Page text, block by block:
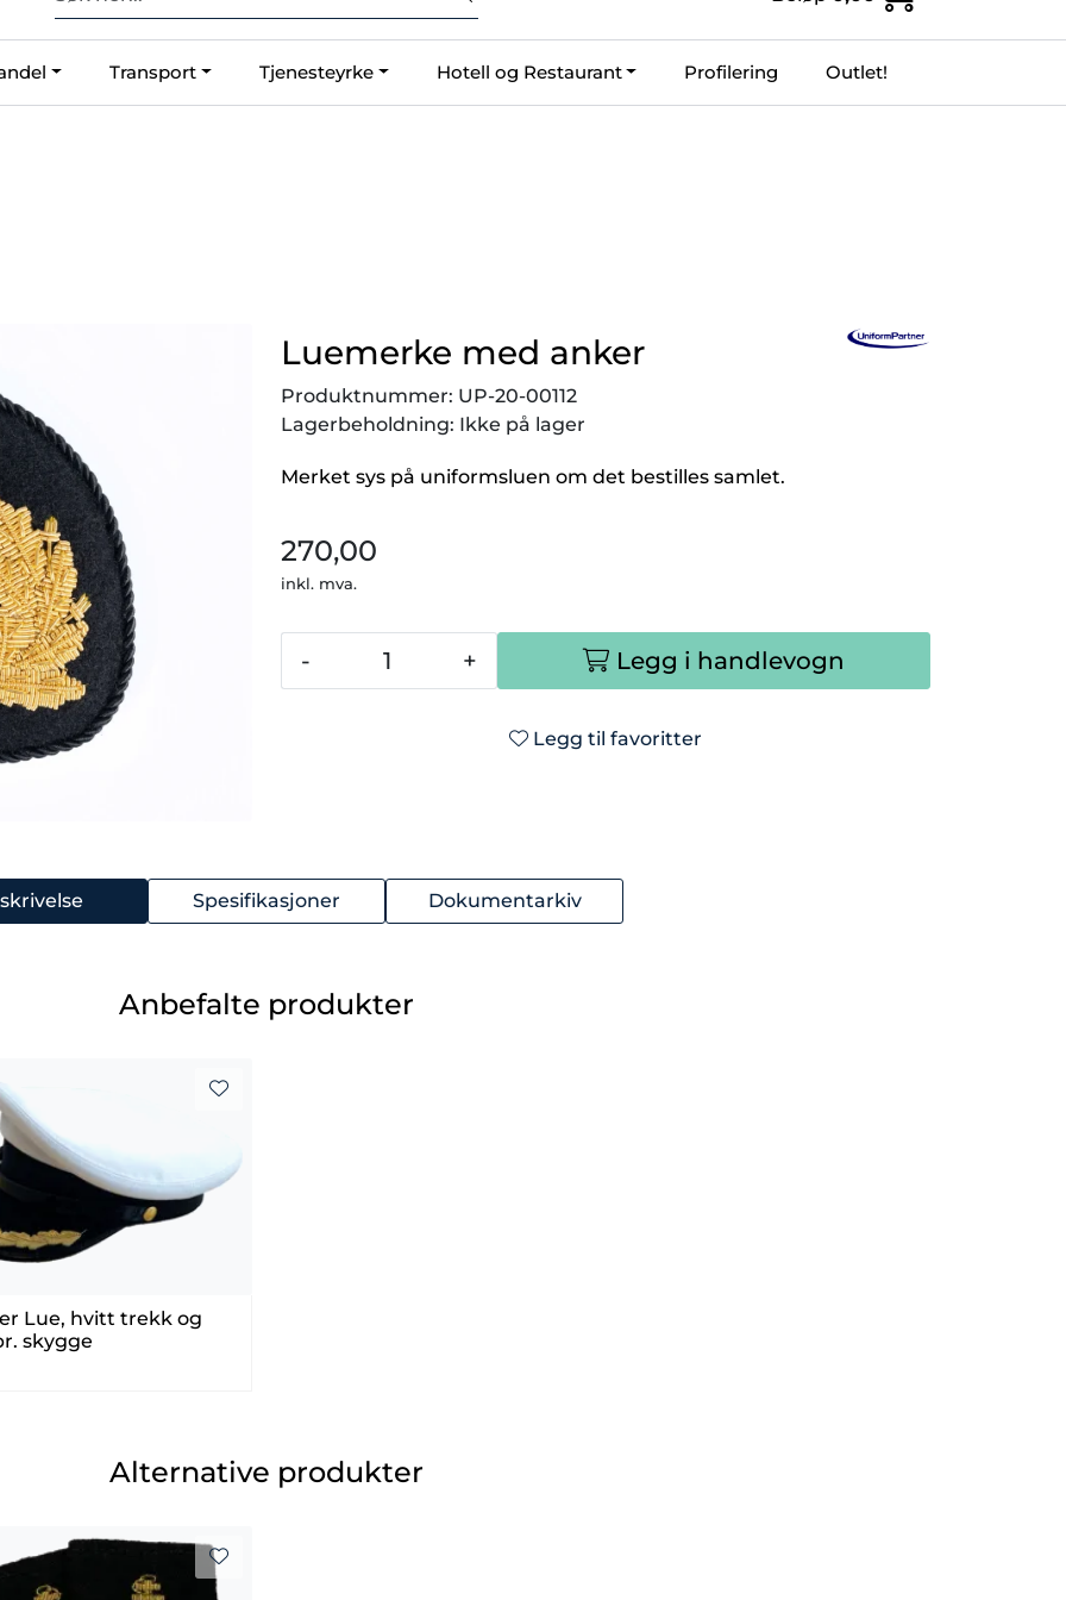
Fri frakt ved kjøp over 2500,-
Om UniformPartner Favoritter Logg inn
Transport Tjenesteyrke Hotell og Restaurant Profilering Outlet!
Luemerke med anker
Produktnummer: UP-20-00112
Lagerbeholdning: Ikke på lager
Merket sys på uniformsluen om det bestilles samlet.
270,00
inkl. mva.
- + Legg i handlevogn
Legg til favoritter
Spesifikasjoner Dokumentarkiv
Anbefalte produkter
Lue, hvitt trekk og
skygge
Alternative produkter